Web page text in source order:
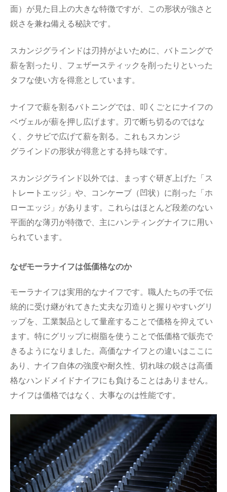
面）が見た目上の大きな特徴ですが、この形状が強さと
鋭さを兼ね備える秘訣です。
スカンジグラインドは刃持がよいために、バトニングで
薪を割ったり、フェザースティックを削ったりといった
タフな使い方を得意としています。
ナイフで薪を割るバトニングでは、叩くごとにナイフの
ベヴェルが薪を押し広げます。刃で断ち切るのではな
く、クサビで広げて薪を割る。これもスカンジ
グラインドの形状が得意とする持ち味です。
スカンジグラインド以外では、まっすぐ研ぎ上げた「ス
トレートエッジ」や、コンケーブ（凹状）に削った「ホ
ローエッジ」があります。これらはほとんど段差のない
平面的な薄刃が特徴で、主にハンティングナイフに用い
られています。
なぜモーラナイフは低価格なのか
モーラナイフは実用的なナイフです。職人たちの手で伝
統的に受け継がれてきた丈夫な刃造りと握りやすいグリ
ップを、工業製品として量産することで価格を抑えてい
ます。特にグリップに樹脂を使うことで低価格で販売で
きるようになりました。高価なナイフとの違いはここに
あり、ナイフ自体の強度や耐久性、切れ味の鋭さは高価
格なハンドメイドナイフにも負けることはありません。
ナイフは価格ではなく、大事なのは性能です。